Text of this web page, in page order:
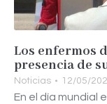
Los enfermos
presencia de
Noticias 12/05/
En el día mundial